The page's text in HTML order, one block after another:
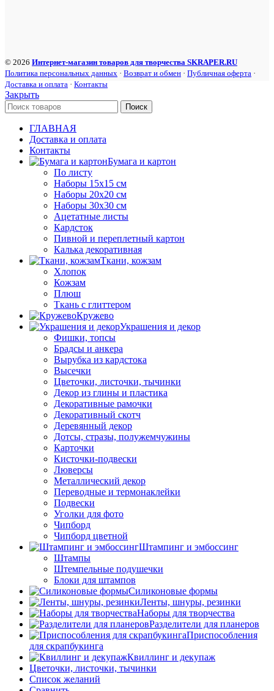
© 2026 Интернет-магазин товаров для творчества SKRAPER.RU
Политика персональных данных · Возврат и обмен · Публичная оферта ·
Доставка и оплата · Контакты
Закрыть
Поиск
ГЛАВНАЯ
Доставка и оплата
Контакты
Бумага и картон
По листу
Наборы 15х15 см
Наборы 20х20 см
Наборы 30х30 см
Ацетатные листы
Кардсток
Пивной и переплетный картон
Калька декоративная
Ткани, кожзам
Хлопок
Кожзам
Плюш
Ткань с глиттером
Кружево
Украшения и декор
Фишки, топсы
Брадсы и анкера
Вырубка из кардстока
Высечки
Цветочки, листочки, тычинки
Декор из глины и пластика
Декоративные рамочки
Декоративный скотч
Деревянный декор
Дотсы, стразы, полужемчужины
Карточки
Кисточки-подвески
Люверсы
Металлический декор
Переводные и термонаклейки
Подвески
Уголки для фото
Чипборд
Чипборд цветной
Штампинг и эмбоссинг
Штампы
Штемпельные подушечки
Блоки для штампов
Силиконовые формы
Ленты, шнуры, резинки
Наборы для творчества
Разделители для планеров
Приспособления
для скрапбукинга
Квиллинг и декупаж
Цветочки, листочки, тычинки
Список желаний